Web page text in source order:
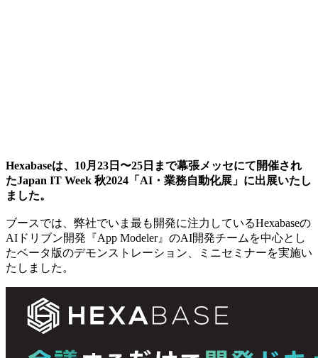
Hexabaseは、10月23日〜25日まで幕張メッセにて開催され
たJapan IT Week 秋2024「AI・業務自動化展」に出展いたし
ました。
ブースでは、弊社でいま最も開発に注力しているHexabaseの
AIドリブン開発『App Modeler』のAI開発チームを中心とし
たベータ版のデモンストレーション、ミニセミナーを実施い
たしました。